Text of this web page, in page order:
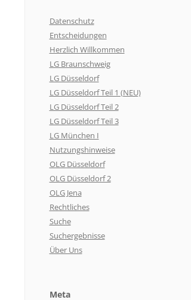
Datenschutz
Entscheidungen
Herzlich Willkommen
LG Braunschweig
LG Düsseldorf
LG Düsseldorf Teil 1 (NEU)
LG Düsseldorf Teil 2
LG Düsseldorf Teil 3
LG München I
Nutzungshinweise
OLG Düsseldorf
OLG Düsseldorf 2
OLG Jena
Rechtliches
Suche
Suchergebnisse
Über Uns
Meta